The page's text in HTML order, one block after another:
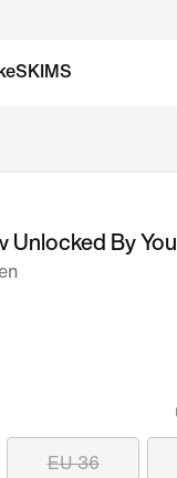
Unlocked By You
EU 36